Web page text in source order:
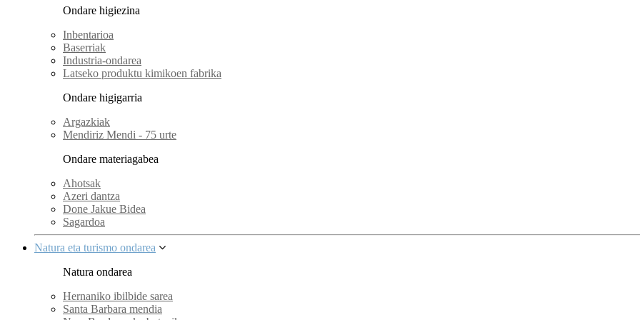
Ondare higiezina
Inbentarioa
Baserriak
Industria-ondarea
Latseko produktu kimikoen fabrika
Ondare higigarria
Argazkiak
Mendiriz Mendi - 75 urte
Ondare materiagabea
Ahotsak
Azeri dantza
Done Jakue Bidea
Sagardoa
Natura eta turismo ondarea
Natura ondarea
Hernaniko ibilbide sarea
Santa Barbara mendia